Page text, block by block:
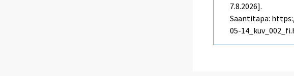
7.8.2026].
Saantitapa:
05-